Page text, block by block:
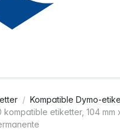
Kompatible Dymo-
etiketter, 104 mm